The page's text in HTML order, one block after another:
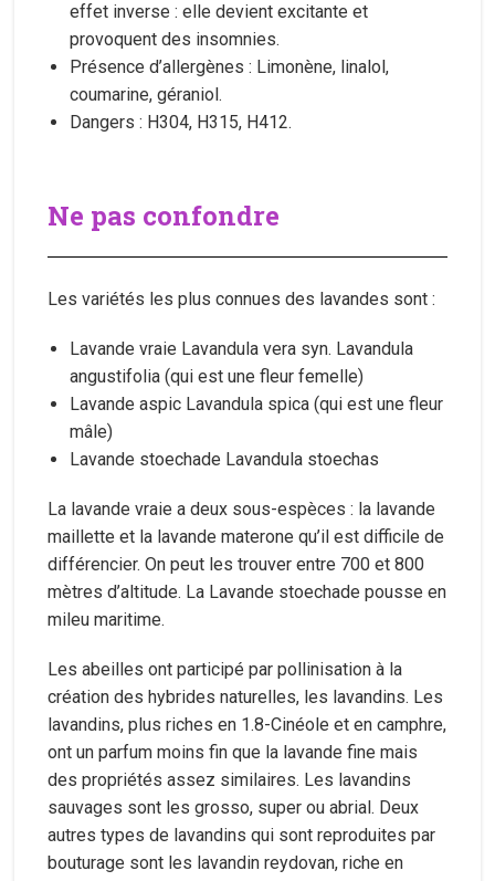
effet inverse : elle devient excitante et
provoquent des insomnies.
Présence d’allergènes : Limonène, linalol,
coumarine, géraniol.
Dangers : H304, H315, H412.
Ne pas confondre
Les variétés les plus connues des lavandes sont :
Lavande vraie Lavandula vera syn. Lavandula
angustifolia (qui est une fleur femelle)
Lavande aspic Lavandula spica (qui est une fleur
mâle)
Lavande stoechade Lavandula stoechas
La lavande vraie a deux sous-espèces : la lavande
maillette et la lavande materone qu’il est difficile de
différencier. On peut les trouver entre 700 et 800
mètres d’altitude. La Lavande stoechade pousse en
mileu maritime.
Les abeilles ont participé par pollinisation à la
création des hybrides naturelles, les lavandins. Les
lavandins, plus riches en 1.8-Cinéole et en camphre,
ont un parfum moins fin que la lavande fine mais
des propriétés assez similaires. Les lavandins
sauvages sont les grosso, super ou abrial. Deux
autres types de lavandins qui sont reproduites par
bouturage sont les lavandin reydovan, riche en